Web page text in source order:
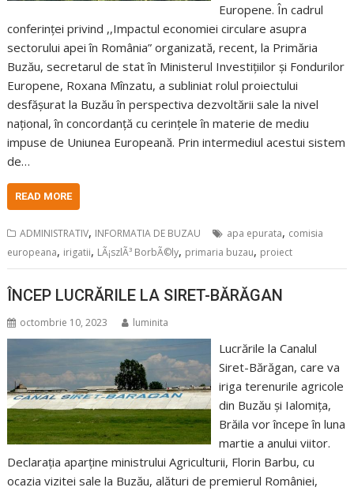
Europene. În cadrul
conferinței privind ,,Impactul economiei circulare asupra
sectorului apei în România” organizată, recent, la Primăria
Buzău, secretarul de stat în Ministerul Investițiilor și Fondurilor
Europene, Roxana Mînzatu, a subliniat rolul proiectului
desfășurat la Buzău în perspectiva dezvoltării sale la nivel
național, în concordanță cu cerințele în materie de mediu
impuse de Uniunea Europeană. Prin intermediul acestui sistem
de…
READ MORE
ADMINISTRATIV, INFORMATIA DE BUZAU apa epurata, comisia
europeana, irigatii, LÃ¡szlÃ³ BorbÃ©ly, primaria buzau, proiect
ÎNCEP LUCRĂRILE LA SIRET-BĂRĂGAN
octombrie 10, 2023 luminita
Lucrările la Canalul
Siret-Bărăgan, care va
iriga terenurile agricole
din Buzău și Ialomița,
Brăila vor începe în luna
martie a anului viitor.
Declarația aparține ministrului Agriculturii, Florin Barbu, cu
ocazia vizitei sale la Buzău, alături de premierul României,